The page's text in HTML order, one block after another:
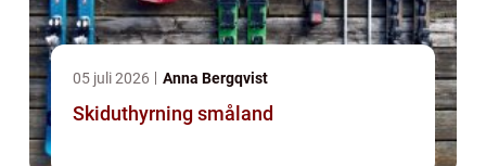
05 juli 2026 Anna Bergqvist
Skiduthyrning småland